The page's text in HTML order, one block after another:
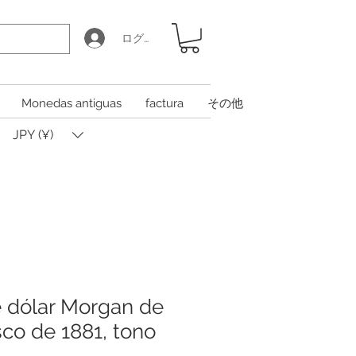
ログイン
Monedas antiguas factura その他
JPY (¥)
dólar Morgan de
de 1881, tono